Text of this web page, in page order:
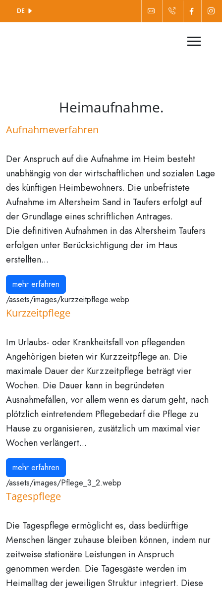
DE
Heimaufnahme.
Aufnahmeverfahren
Der Anspruch auf die Aufnahme im Heim besteht
unabhängig von der wirtschaftlichen und sozialen Lage
des künftigen Heimbewohners. Die unbefristete
Aufnahme im Altersheim Sand in Taufers erfolgt auf
der Grundlage eines schriftlichen Antrages.
Die definitiven Aufnahmen in das Altersheim Taufers
erfolgen unter Berücksichtigung der im Haus
erstellten...
mehr erfahren
/assets/images/kurzzeitpflege.webp
Kurzzeitpflege
Im Urlaubs- oder Krankheitsfall von pflegenden
Angehörigen bieten wir Kurzzeitpflege an. Die
maximale Dauer der Kurzzeitpflege beträgt vier
Wochen. Die Dauer kann in begründeten
Ausnahmefällen, vor allem wenn es darum geht, nach
plötzlich eintretendem Pflegebedarf die Pflege zu
Hause zu organisieren, zusätzlich um maximal vier
Wochen verlängert...
mehr erfahren
/assets/images/Pflege_3_2.webp
Tagespflege
Die Tagespflege ermöglicht es, dass bedürftige
Menschen länger zuhause bleiben können, indem nur
zeitweise stationäre Leistungen in Anspruch
genommen werden. Die Tagesgäste werden im
Heimalltag der jeweiligen Struktur integriert. Diese